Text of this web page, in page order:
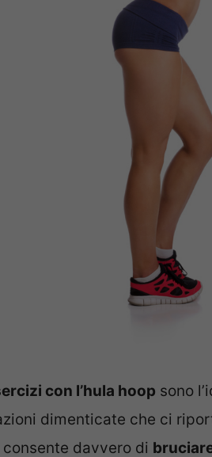
con l’hula hoop sono
dimenticate che ci
consente davvero di